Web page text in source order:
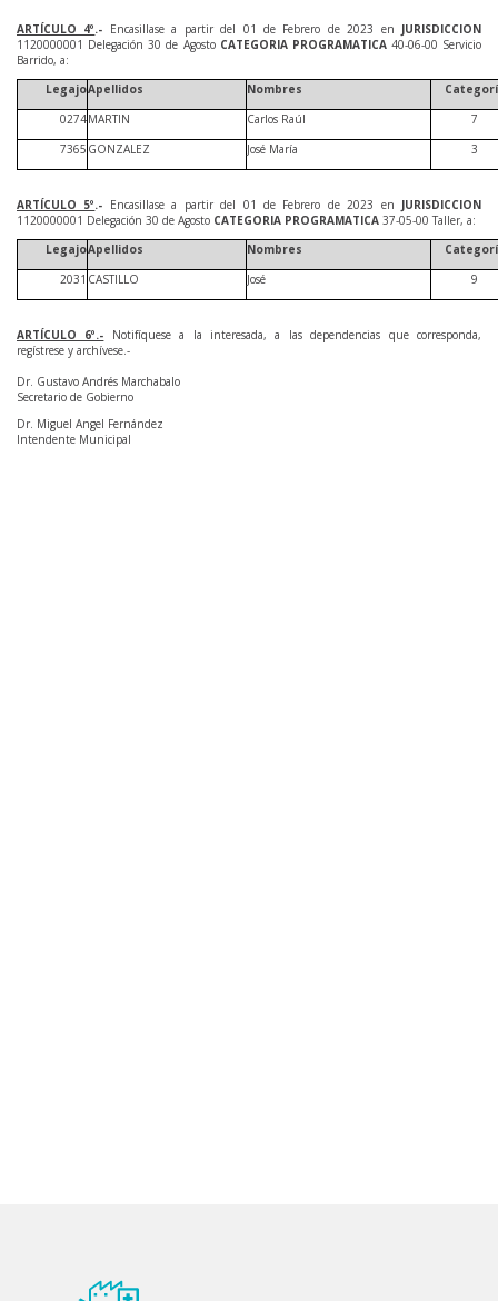
ARTÍCULO 4º.- Encasillase a partir del 01 de Febrero de 2023 en JURISDICCION
1120000001 Delegación 30 de Agosto CATEGORIA PROGRAMATICA40-06-00 Servicio
Barrido, a:
LegajoApellidos Nombres
0274MARTIN Carlos Raúl
7
7365 GONZALEZ José María 3
ARTÍCULO 5º.- Encasillase a partir del 01 de Febrero de 2023 en JURISDICCION
1120000001 Delegación 30 de Agosto CATEGORIA PROGRAMATICA 37-05-00 Taller, a:
LegajoApellidos Nombres
2031 CASTILLO José 9
ARTÍCULO 6º.- Notifíquese a la interesada, a las dependencias que corresponda,
regístrese y archívese.-
Dr. Gustavo Andrés Marchabalo
Secretario de Gobierno
Dr. Miguel Angel Fernández
Intendente Municipal